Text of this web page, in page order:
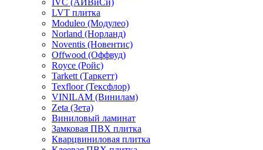
IVC (АЙВиСи)
LVT плитка
Moduleo (Модулео)
Norland (Норланд)
Noventis (Новентис)
Offwood (Оффвуд)
Royce (Ройс)
Tarkett (Таркетт)
Texfloor (Тексфлор)
VINILAM (Винилам)
Zeta (Зета)
Виниловый ламинат
Замковая ПВХ плитка
Кварцвиниловая плитка